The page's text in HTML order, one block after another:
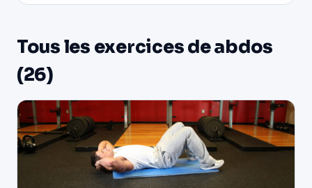
Tous les exercices de abdos
(26)